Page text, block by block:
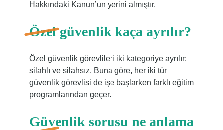
Hakkındaki Kanun’un yerini almıştır.
Özel güvenlik kaça ayrılır?
Özel güvenlik görevlileri iki kategoriye ayrılır:
silahlı ve silahsız. Buna göre, her iki tür
güvenlik görevlisi de işe başlarken farklı eğitim
programlarından geçer.
Güvenlik sorusu ne anlama